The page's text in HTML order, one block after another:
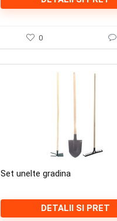
0
Set unelte gradina
DETALII SI PRET